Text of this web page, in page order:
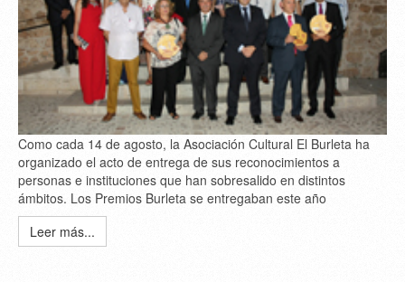
Como cada 14 de agosto, la Asociación Cultural El Burleta ha
organizado el acto de entrega de sus reconocimientos a
personas e instituciones que han sobresalido en distintos
ámbitos. Los Premios Burleta se entregaban este año
Leer más...